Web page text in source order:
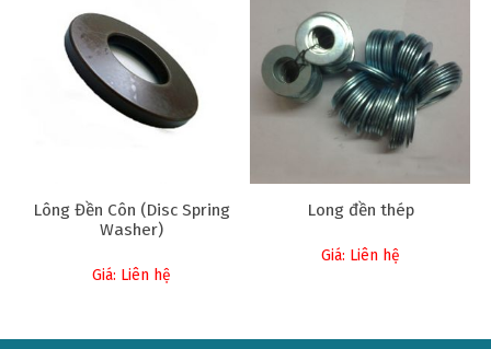
Lông Đền Côn (Disc Spring
Washer)
Giá: Liên hệ
Long đền thép
Giá: Liên hệ